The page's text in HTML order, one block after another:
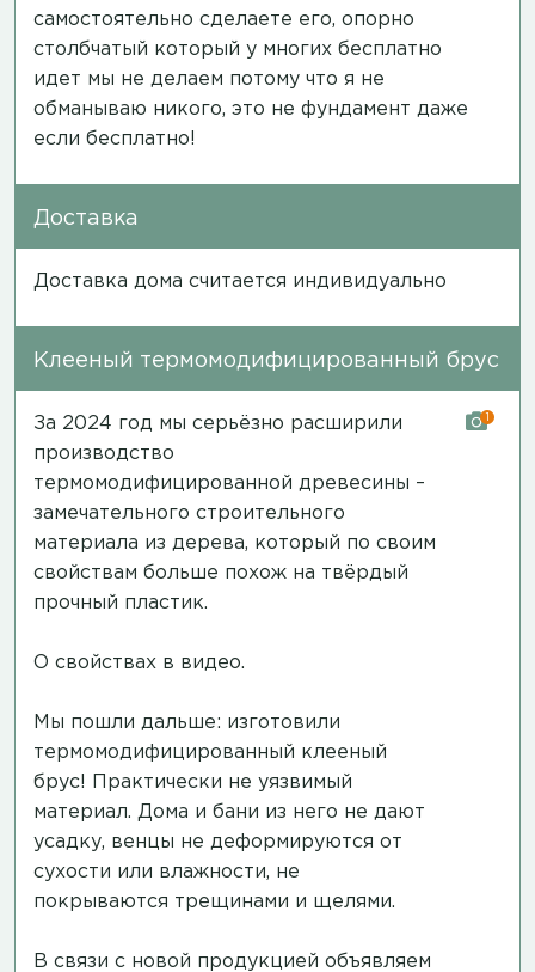
самостоятельно сделаете его, опорно
столбчатый который у многих бесплатно
идет мы не делаем потому что я не
обманываю никого, это не фундамент даже
если бесплатно!
Доставка
Доставка дома считается индивидуально
Клееный термомодифицированный брус
За 2024 год мы серьёзно расширили
производство
термомодифицированной древесины –
замечательного строительного
материала из дерева, который по своим
свойствам больше похож на твёрдый
прочный пластик.
О свойствах в видео.
Мы пошли дальше: изготовили
термомодифицированный клееный
брус! Практически не уязвимый
материал. Дома и бани из него не дают
усадку, венцы не деформируются от
сухости или влажности, не
покрываются трещинами и щелями.
В связи с новой продукцией объявляем
1